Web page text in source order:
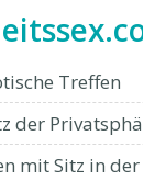
Treffen
der
mit Sitz in der